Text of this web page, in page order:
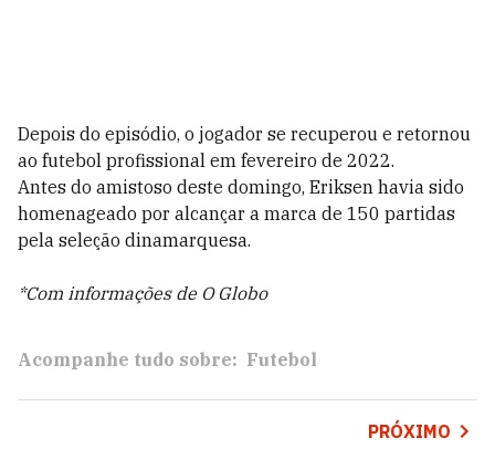
Depois do episódio, o jogador se recuperou e retornou
ao futebol profissional em fevereiro de 2022.
Antes do amistoso deste domingo, Eriksen havia sido
homenageado por alcançar a marca de 150 partidas
pela seleção dinamarquesa.
*Com informações de O Globo
Acompanhe tudo sobre: Futebol
PRÓXIMO